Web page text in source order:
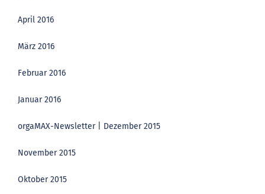
April 2016
März 2016
Februar 2016
Januar 2016
orgaMAX-Newsletter | Dezember 2015
November 2015
Oktober 2015